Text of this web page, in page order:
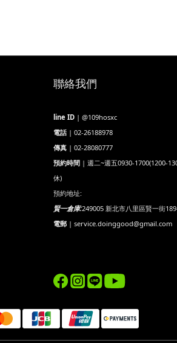
聯絡我們
line ID | @109hosxc
電話 | 02-26188978
傳真 | 02-28080777
預約時間 | 週二~週五0930-1700(1200-
休)
預約地址:
賢一倉庫:249005 新北市八里區賢一街
電郵 | service.doinggood@gmail.com